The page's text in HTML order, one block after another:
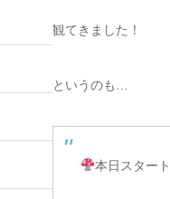
観てきました！
というのも…
本日スタート